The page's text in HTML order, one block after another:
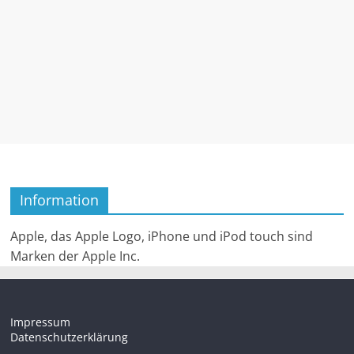
Information
Apple, das Apple Logo, iPhone und iPod touch sind
Marken der Apple Inc.
Impressum
Datenschutzerklärung